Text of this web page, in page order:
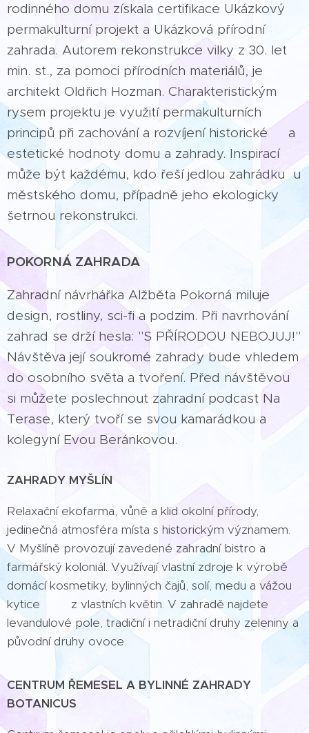
rodinného domu získala certifikace Ukázkový
permakulturní projekt a Ukázková přírodní
zahrada. Autorem rekonstrukce vilky z 30. let
min. st., za pomoci přírodních materiálů, je
architekt Oldřich Hozman. Charakteristickým
rysem projektu je využití permakulturních
principů při zachování a rozvíjení historické a
estetické hodnoty domu a zahrady. Inspirací
může být každému, kdo řeší jedlou zahrádku u
městského domu, případně jeho ekologicky
šetrnou rekonstrukci.
POKORNÁ ZAHRADA
Zahradní návrhářka Alžběta Pokorná miluje
design, rostliny, sci-fi a podzim. Při navrhování
zahrad se drží hesla: "S PŘÍRODOU NEBOJUJ!"
Návštěva její soukromé zahrady bude vhledem
do osobního světa a tvoření. Před návštěvou
si můžete poslechnout zahradní podcast Na
Terase, který tvoří se svou kamarádkou a
kolegyní Evou Beránkovou.
ZAHRADY MYŠLÍN
Relaxační ekofarma, vůně a klid okolní přírody,
jedinečná atmosféra místa s historickým významem.
V Myšlíně provozují zavedené zahradní bistro a
farmářský koloniál. Využívají vlastní zdroje k výrobě
domácí kosmetiky, bylinných čajů, solí, medu a vážou
kytice z vlastních květin. V zahradě najdete
levandulové pole, tradiční i netradiční druhy zeleniny a
původní druhy ovoce.
CENTRUM ŘEMESEL A BYLINNÉ ZAHRADY
BOTANICUS